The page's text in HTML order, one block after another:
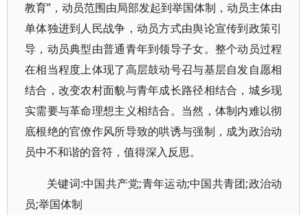
教育”，动员范围由局部发起到举国体制，动员主体由
单体独进到人民战争，动员方式由舆论宣传到政策引
导，动员典型由普通青年到领导子女。整个动员过程
在相当程度上体现了高层鼓动号召与基层自发自愿相
结合，改变农村面貌与青年成长路径相结合，城乡现
实需要与革命理想主义相结合。当然，体制内难以彻
底根绝的官僚作风所导致的哄诱与强制，成为政治动
员中不和谐的音符，值得深入反思。
关键词:中国共产党;青年运动;中国共青团;政治动
员;举国体制